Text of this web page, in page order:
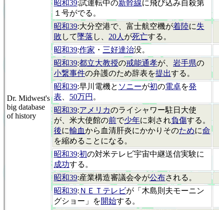
Dr. Midwest's
big database
of history
昭和39:試運転中の新幹線に飛び込み自殺第
１号がでる。
昭和39:大分空港で、富士航空機が着陸に失
敗 して墜落 し、 20人 が死亡する。
昭和39:作家 ・ 三好達治没。
昭和39:都立大教授の戒能通孝が、 岩手県の
小繋事件の弁護のため辞表を提出する。
昭和39:早川電機と ソニーが初の電卓を発
表
50万円 。
昭和39:アメリカのライシャワー駐日大使
が、米大使館の前で少年に刺され負傷する。
後に輸血から血清肝炎にかかりそのために命
を縮めることになる。
昭和39:初の対米テレビ宇宙中継送信実験に
成功する。
昭和39:産業構造審議会令が公布される。
昭和39: ＮＥＴテレビが「木島則夫モーニン
グショー」を開始する。